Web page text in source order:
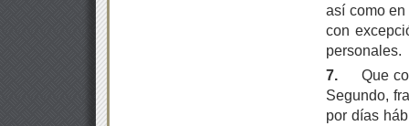
así como
con
personales.
7.
Que
Segundo,
por días